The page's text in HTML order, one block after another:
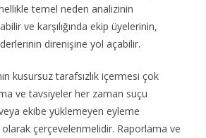
temel neden analizinin
ve karşılığında ekip üyelerinin,
direnişine yol açabilir.
kusursuz tarafsızlık içermesi çok
ve tavsiyeler her zaman suçu
ekibe yüklemeyen eyleme
olarak çerçevelenmelidir. Raporlama ve